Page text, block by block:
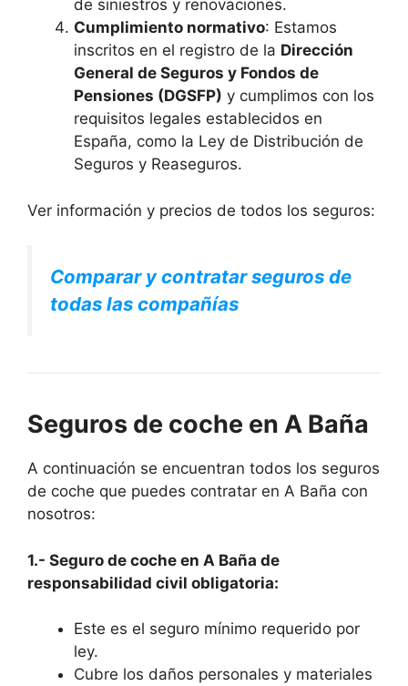
de siniestros y renovaciones.
Cumplimiento normativo: Estamos
inscritos en el registro de la Dirección
General de Seguros y Fondos de
Pensiones (DGSFP) y cumplimos con los
requisitos legales establecidos en
España, como la Ley de Distribución de
Seguros y Reaseguros.
Ver información y precios de todos los seguros:
Comparar y contratar seguros de
todas las compañías
Seguros de coche en A Baña
A continuación se encuentran todos los seguros
de coche que puedes contratar en A Baña con
nosotros:
1.- Seguro de coche en A Baña de
responsabilidad civil obligatoria:
Este es el seguro mínimo requerido por
ley.
Cubre los daños personales y materiales